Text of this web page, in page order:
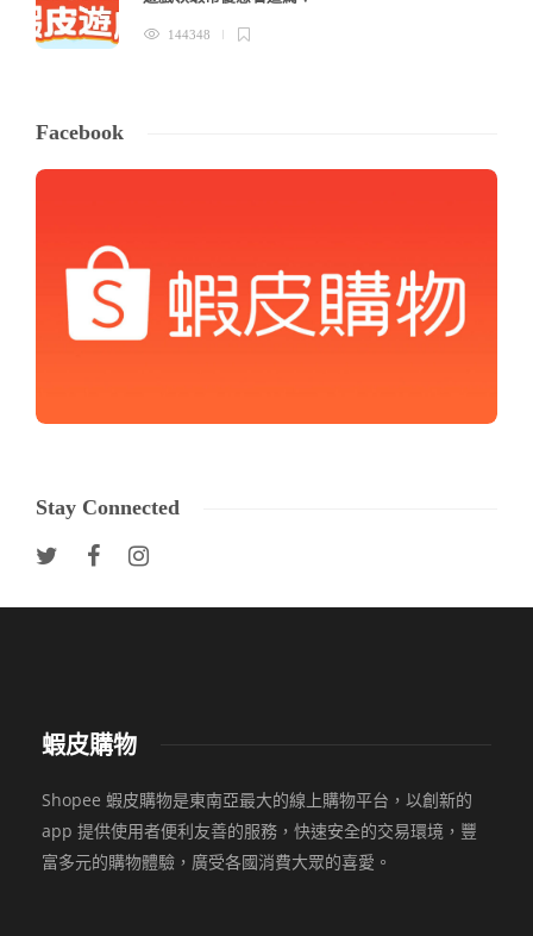
144348
Facebook
Stay Connected
蝦皮購物
Shopee 蝦皮購物是東南亞最大的線上購物平台，以創新的
app 提供使用者便利友善的服務，快速安全的交易環境，豐
富多元的購物體驗，廣受各國消費大眾的喜愛。